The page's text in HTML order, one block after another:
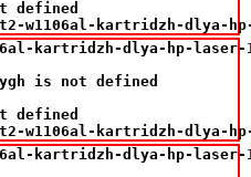
defined
w1106al-kartridzh-dlya-
dlya-hp-laser-
is not defined
defined
w1106al-kartridzh-dlya-
dlya-hp-laser-